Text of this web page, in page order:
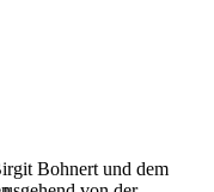
Bohnert und dem